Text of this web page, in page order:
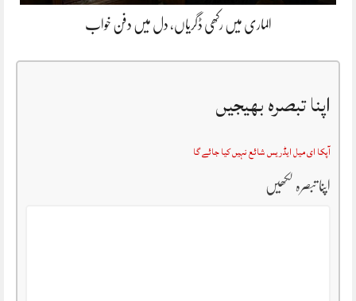
الماری میں رکھی ڈگریاں، دل میں دفن خواب
اپنا تبصرہ بھیجیں
آپکا ای میل ایڈریس شائع نہیں کیا جائے گا
اپنا تبصرہ لکھیں